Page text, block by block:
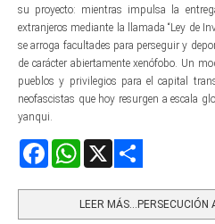
su proyecto: mientras impulsa la
extranjeros mediante la llamada “Ley de
se arroga facultades para perseguir y
de carácter abiertamente xenófobo. Un
pueblos y privilegios para el capital
neofascistas que hoy resurgen a escala
yanqui.
FacebookWhatsApp
LEER MÁS…PERSECUCIÓN